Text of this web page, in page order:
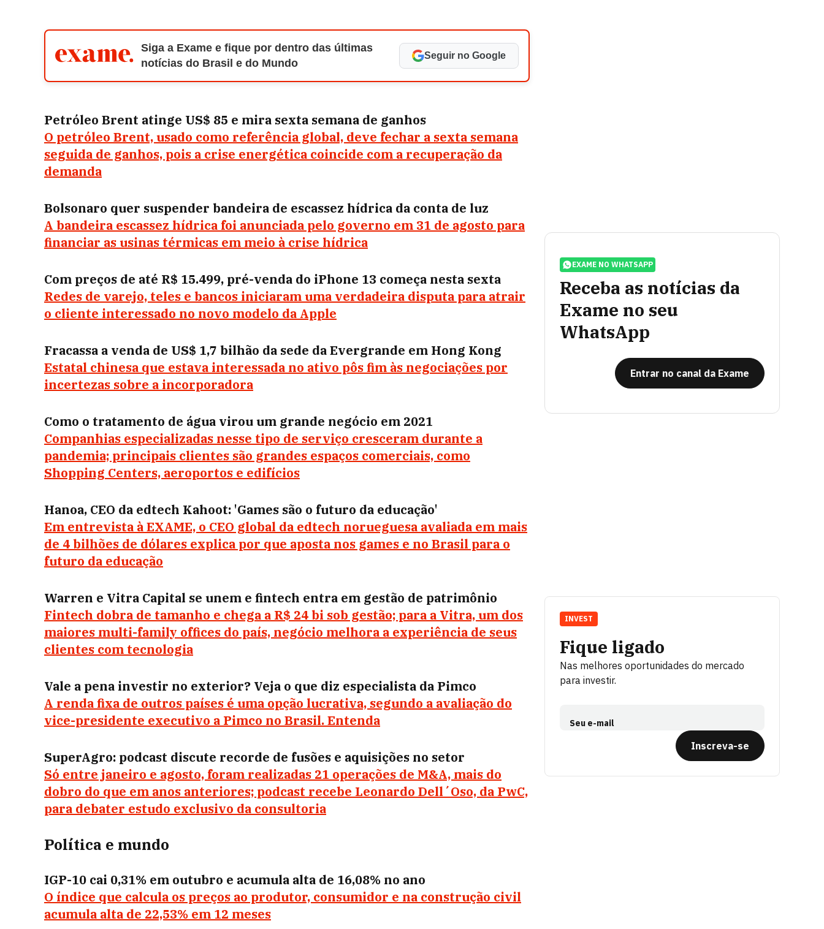
Siga a Exame e fique por dentro das últimas
notícias do Brasil e do Mundo
Seguir no Google
Petróleo Brent atinge US$ 85 e mira sexta semana de ganhos
O petróleo Brent, usado como referência global, deve fechar a sexta semana
seguida de ganhos, pois a crise energética coincide com a recuperação da
demanda
Bolsonaro quer suspender bandeira de escassez hídrica da conta de luz
A bandeira escassez hídrica foi anunciada pelo governo em 31 de agosto para
financiar as usinas térmicas em meio à crise hídrica
Com preços de até R$ 15.499, pré-venda do iPhone 13 começa nesta sexta
Redes de varejo, teles e bancos iniciaram uma verdadeira disputa para atrair
o cliente interessado no novo modelo da Apple
Fracassa a venda de US$ 1,7 bilhão da sede da Evergrande em Hong Kong
Estatal chinesa que estava interessada no ativo pôs fim às negociações por
incertezas sobre a incorporadora
Como o tratamento de água virou um grande negócio em 2021
Companhias especializadas nesse tipo de serviço cresceram durante a
pandemia; principais clientes são grandes espaços comerciais, como
Shopping Centers, aeroportos e edifícios
Hanoa, CEO da edtech Kahoot: 'Games são o futuro da educação'
Em entrevista à EXAME, o CEO global da edtech norueguesa avaliada em mais
de 4 bilhões de dólares explica por que aposta nos games e no Brasil para o
futuro da educação
Warren e Vitra Capital se unem e fintech entra em gestão de patrimônio
Fintech dobra de tamanho e chega a R$ 24 bi sob gestão; para a Vitra, um dos
maiores multi-family offices do país, negócio melhora a experiência de seus
clientes com tecnologia
Vale a pena investir no exterior? Veja o que diz especialista da Pimco
A renda fixa de outros países é uma opção lucrativa, segundo a avaliação do
vice-presidente executivo a Pimco no Brasil. Entenda
SuperAgro: podcast discute recorde de fusões e aquisições no setor
Só entre janeiro e agosto, foram realizadas 21 operações de M&A, mais do
dobro do que em anos anteriores; podcast recebe Leonardo Dell´Oso, da PwC,
para debater estudo exclusivo da consultoria
Política e mundo
IGP-10 cai 0,31% em outubro e acumula alta de 16,08% no ano
O índice que calcula os preços ao produtor, consumidor e na construção civil
acumula alta de 22,53% em 12 meses
EXAME NO WHATSAPP
Receba as notícias da
Exame no seu
WhatsApp
Entrar no canal da Exame
Fique ligado
Nas melhores oportunidades do mercado
para investir.
Seu e-mail
Inscreva-se
INVEST